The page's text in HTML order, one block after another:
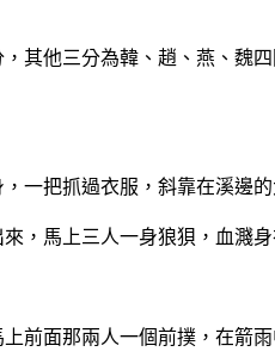
他三分為韓、趙、燕、魏
一把抓過衣服，斜靠在溪邊
，馬上三人一身狼狽，血濺
前面那兩人一個前撲，在箭